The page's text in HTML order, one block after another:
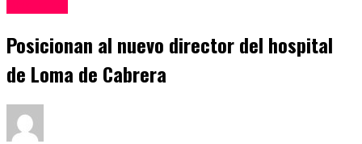
Posicionan al nuevo director del hospital
de Loma de Cabrera